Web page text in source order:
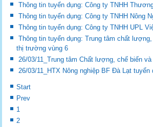
Thông tin tuyển dụng: Công ty TNHH
Thông tin tuyển dụng: Công ty TNHH Nông
Thông tin tuyển dụng: Công ty TNHH UPL
Thông tin tuyển dụng: Trung tâm chất
thị trường vùng 6
26/03/11_Trung tâm Chất lượng, chế biến
26/03/11_HTX Nông nghiệp BF Đà Lạt tuyển
Start
Prev
1
2